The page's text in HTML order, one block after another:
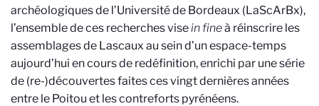
archéologiques de l’Université de Bordeaux (LaScArBx),
l’ensemble de ces recherches visein fineà réinscrire les
assemblages de Lascaux au sein d’un espace-temps
aujourd’hui en cours de redéfinition, enrichi par une série
de (re-)découvertes faites ces vingt dernières années
entre le Poitou et les contreforts pyrénéens.